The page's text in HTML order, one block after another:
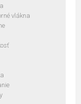
vlákna